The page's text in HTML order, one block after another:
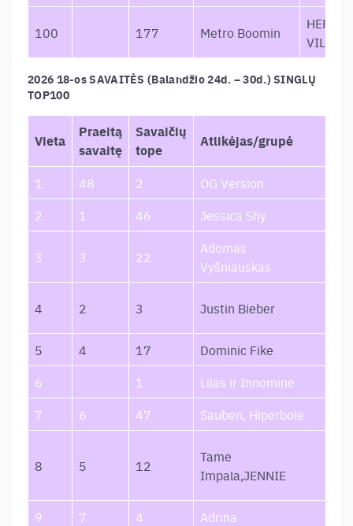
100 177 Metro Boomin
2026 18-os SAVAITĖS (Balandžio 24d. – 30d.) SINGLŲ
TOP100
Vieta
Praeitą
savaitę
Savaičių
tope
Atlikėjas/grupė
1 48 2 OG Version
2
1 46 Jessica Shy
3 3 22
Adomas
Vyšniauskas
4 2 3 Justin Bieber
5
4 17 Dominic Fike
6
1 Lilas ir Innomine
7
6 47 Sauben, Hiperbole
8 5 12
Tame
Impala,JENNIE
9
7 4 Adrina